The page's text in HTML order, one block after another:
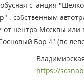
станция
. собственным
от центра Москвы или
Бор 4" (по
https://